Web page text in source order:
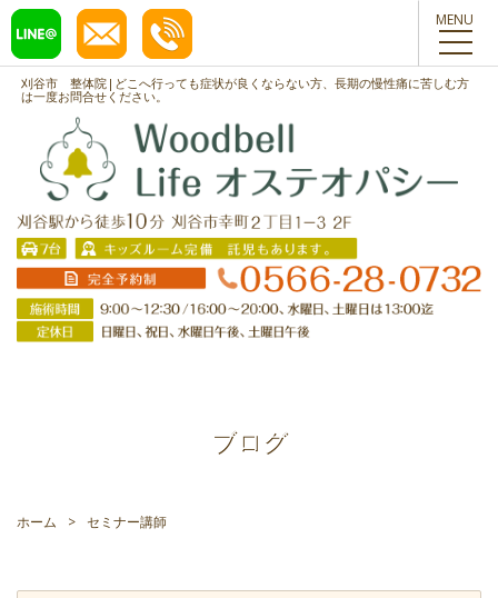
刈谷市 整体院|どこへ行っても症状が良くならない方、長期の慢性痛に苦しむ方
は一度お問合せください。
ブログ
ホーム > セミナー講師